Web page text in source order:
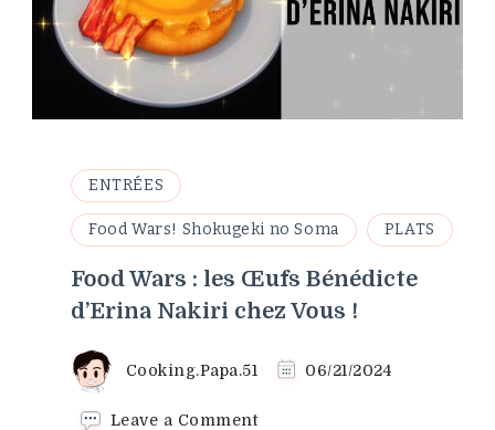
ENTRÉES
Food Wars! Shokugeki no Soma PLATS
Food Wars : les Œufs Bénédicte
d’Erina Nakiri chez Vous !
Cooking.Papa.51 06/21/2024
Leave a Commenton